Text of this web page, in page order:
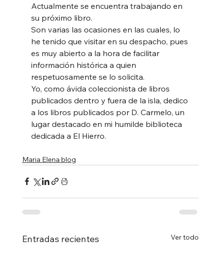
Actualmente se encuentra trabajando en
su próximo libro.
Son varias las ocasiones en las cuales, lo
he tenido que visitar en su despacho, pues
es muy abierto a la hora de facilitar
información histórica a quien
respetuosamente se lo solicita.
Yo, como ávida coleccionista de libros
publicados dentro y fuera de la isla, dedico
a los libros publicados por D. Carmelo, un
lugar destacado en mi humilde biblioteca
dedicada a El Hierro.
Maria Elena blog
Entradas recientes Ver todo